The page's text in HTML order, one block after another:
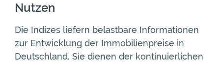
Nutzen
Die Indizes liefern belastbare Informationen
zur Entwicklung der Immobilienpreise in
Deutschland. Sie dienen der kontinuierlichen